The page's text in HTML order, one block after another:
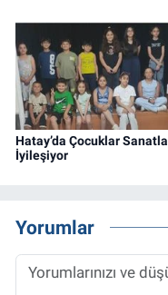
Hatay’da Çocuklar Sanatla
İyileşiyor
Yorumlar